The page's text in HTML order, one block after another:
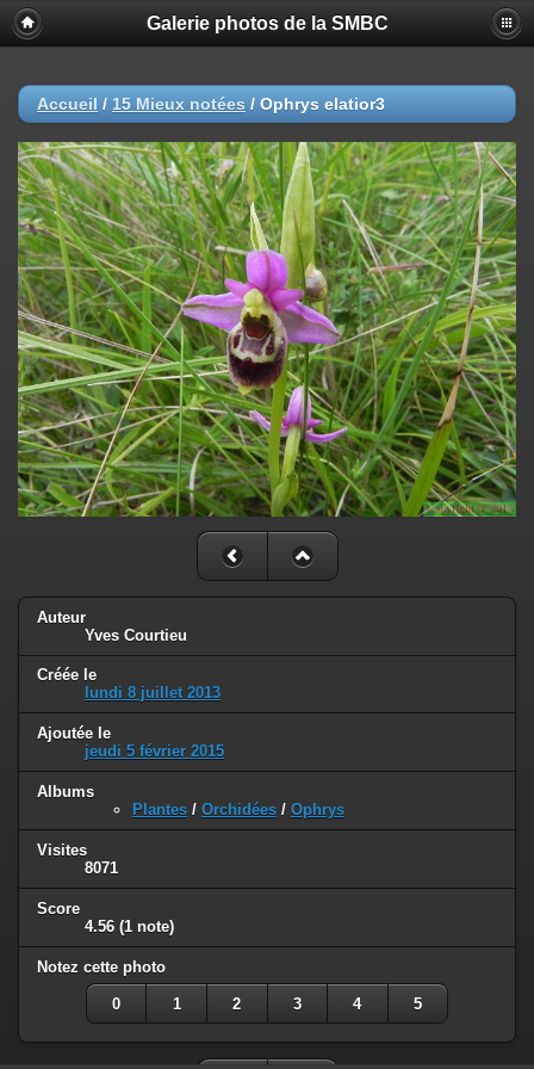
Galerie photos de la SMBC
Accueil / 15 Mieux notées / Ophrys elatior3
Auteur
Yves Courtieu
Créée le
lundi 8 juillet 2013
Ajoutée le
jeudi 5 février 2015
Albums
Plantes / Orchidées / Ophrys
Visites
8071
Score
4.56 (1 note)
Notez cette photo
0 1 2 3 4 5